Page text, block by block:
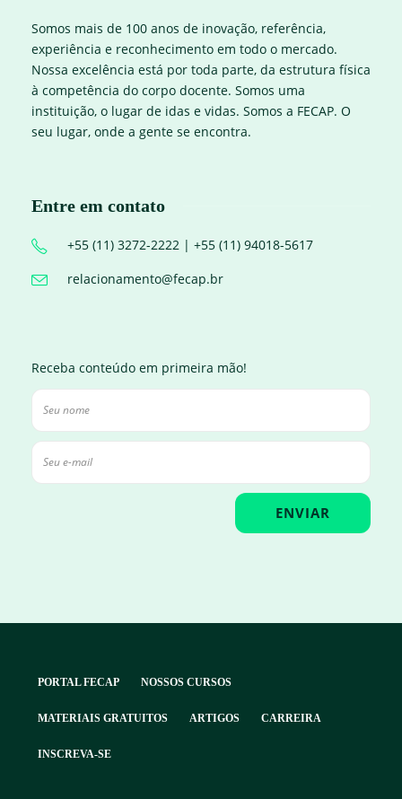
Somos mais de 100 anos de inovação, referência,
experiência e reconhecimento em todo o mercado.
Nossa excelência está por toda parte, da estrutura física
à competência do corpo docente. Somos uma
instituição, o lugar de idas e vidas. Somos a FECAP. O
seu lugar, onde a gente se encontra.
Entre em contato
+55 (11) 3272-2222 | +55 (11) 94018-5617
relacionamento@fecap.br
Receba conteúdo em primeira mão!
PORTAL FECAP NOSSOS CURSOS
MATERIAIS GRATUITOS ARTIGOS CARREIRA
INSCREVA-SE